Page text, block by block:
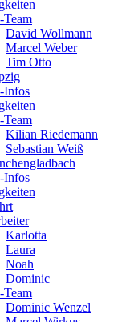
Team
David Wollmann
Marcel Weber
Tim Otto
Infos
Team
Kilian Riedemann
Sebastian Weiß
Infos
Karlotta
Laura
Noah
Dominic
Team
Dominic Wenzel